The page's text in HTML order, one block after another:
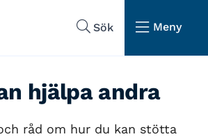
Sök
Meny
hjälpa andra
råd om hur du kan stötta